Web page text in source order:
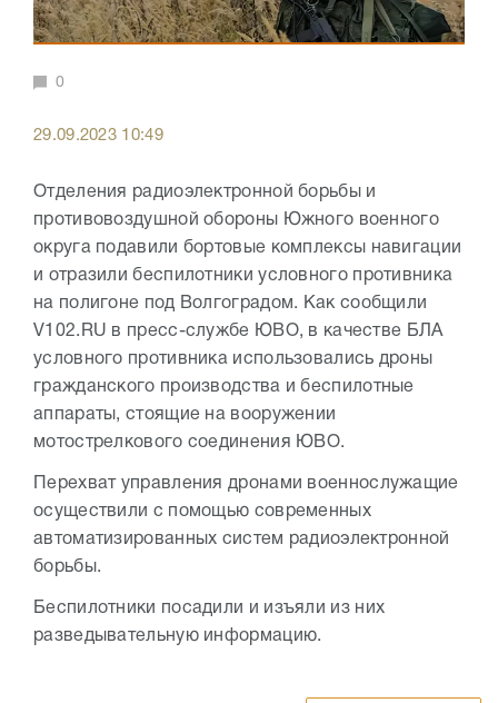
0
29.09.2023 10:49
Отделения радиоэлектронной борьбы и
противовоздушной обороны Южного военного
округа подавили бортовые комплексы навигации
и отразили беспилотники условного противника
на полигоне под Волгоградом. Как сообщили
V102.RU в пресс-службе ЮВО, в качестве БЛА
условного противника использовались дроны
гражданского производства и беспилотные
аппараты, стоящие на вооружении
мотострелкового соединения ЮВО.
Перехват управления дронами военнослужащие
осуществили с помощью современных
автоматизированных систем радиоэлектронной
борьбы.
Беспилотники посадили и изъяли из них
разведывательную информацию.